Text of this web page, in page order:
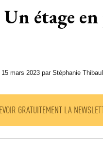
Un étage
15 mars 2023 par Stéphanie
GRATUITEMENT LA